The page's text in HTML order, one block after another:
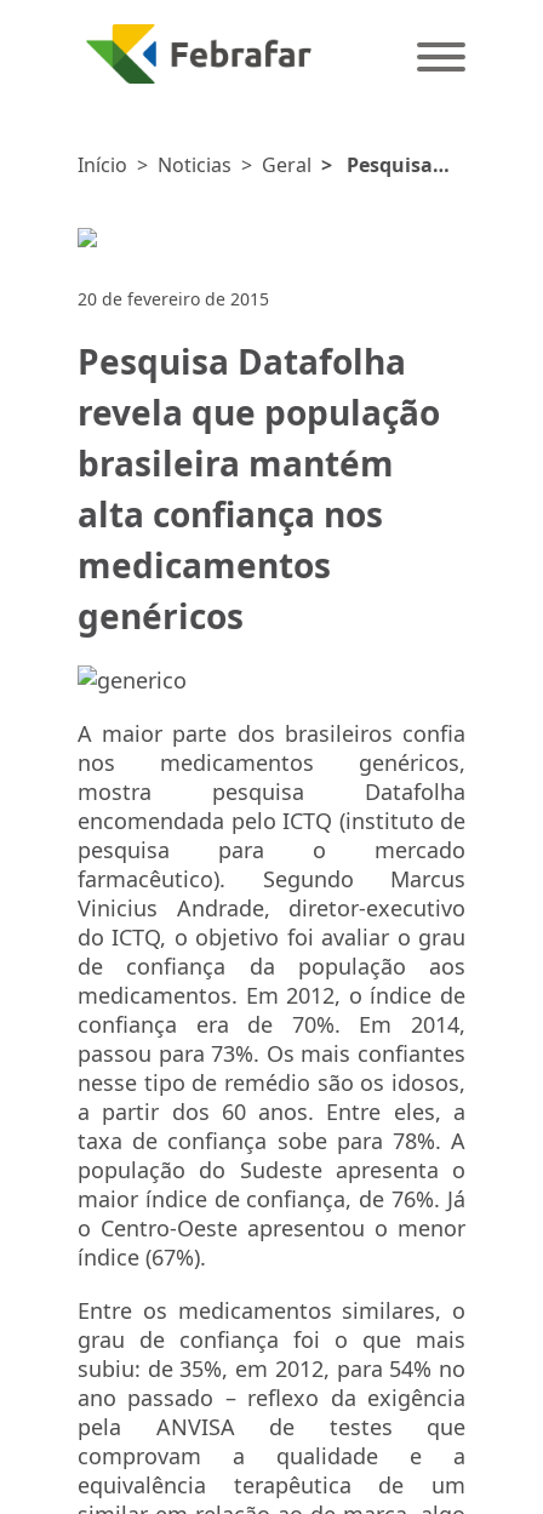
Início > Noticias > Geral > Pesquisa
medicamentos
genéricos
20 de fevereiro de 2015
Pesquisa Datafolha
revela que população
brasileira mantém
alta confiança nos
medicamentos
genéricos
A maior parte dos brasileiros confia
nos medicamentos genéricos,
mostra pesquisa Datafolha
encomendada pelo ICTQ (instituto de
pesquisa para o mercado
farmacêutico). Segundo Marcus
Vinicius Andrade, diretor-executivo
do ICTQ, o objetivo foi avaliar o grau
de confiança da população aos
medicamentos. Em 2012, o índice de
confiança era de 70%. Em 2014,
passou para 73%. Os mais confiantes
nesse tipo de remédio são os idosos,
a partir dos 60 anos. Entre eles, a
taxa de confiança sobe para 78%. A
população do Sudeste apresenta o
maior índice de confiança, de 76%. Já
o Centro-Oeste apresentou o menor
índice (67%).
Entre os medicamentos similares, o
grau de confiança foi o que mais
subiu: de 35%, em 2012, para 54% no
ano passado – reflexo da exigência
pela ANVISA de testes que
comprovam a qualidade e a
equivalência terapêutica de um